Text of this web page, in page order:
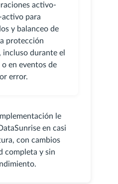
activo-
para
y balanceo de
protección
durante el
en eventos de
error.
le
en casi
con cambios
completa y sin